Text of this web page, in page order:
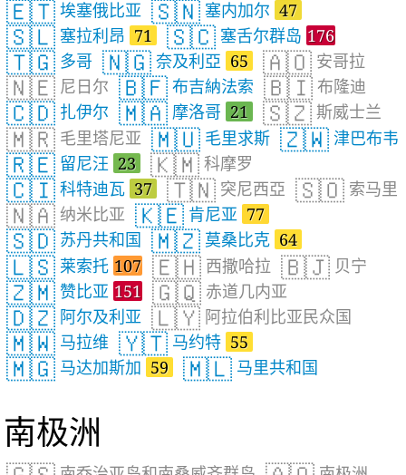
🇪🇹 埃塞俄比亚 🇸🇳 塞内加尔 47
🇸🇱 塞拉利昂 71 🇸🇨 塞舌尔群岛 176
🇹🇬 多哥 🇳🇬 奈及利亞 65 🇦🇴 安哥拉
🇳🇪 尼日尔 🇧🇫 布吉納法索 🇧🇮 布隆迪
🇨🇩 扎伊尔 🇲🇦 摩洛哥 21 🇸🇿 斯威士兰
🇲🇷 毛里塔尼亚 🇲🇺 毛里求斯 🇿🇼 津巴布韦
🇷🇪 留尼汪 23 🇰🇲 科摩罗
🇨🇮 科特迪瓦 37 🇹🇳 突尼西亞 🇸🇴 索马里
🇳🇦 纳米比亚 🇰🇪 肯尼亚 77
🇸🇩 苏丹共和国 🇲🇿 莫桑比克 64
🇱🇸 莱索托 107 🇪🇭 西撒哈拉 🇧🇯 贝宁
🇿🇲 赞比亚 151 🇬🇶 赤道几内亚
🇩🇿 阿尔及利亚 🇱🇾 阿拉伯利比亚民众国
🇲🇼 马拉维 🇾🇹 马约特 55
🇲🇬 马达加斯加 59 🇲🇱 马里共和国
南极洲